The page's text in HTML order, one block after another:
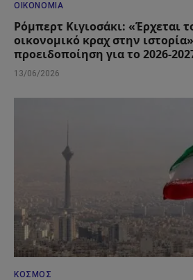
ΟΙΚΟΝΟΜΊΑ
Ρόμπερτ Κιγιοσάκι: «Έρχεται
οικονομικό κραχ στην
προειδοποίηση για το 2026-
13/06/2026
ΚΌΣΜΟΣ